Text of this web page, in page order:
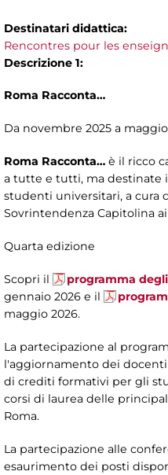
Destinatari didattica:
Rencontres pour les
Descrizione 1:
Roma Racconta…
Da novembre 2025 a
Roma Racconta… è il ricco
a tutte e tutti, ma destinate
studenti universitari, a cura
Sovrintendenza Capitolina
Quarta edizione
Scopri il programma
gennaio 2026 e il
maggio 2026.
La partecipazione al
l'aggiornamento dei
di crediti formativi per gli
corsi di laurea delle
Roma.
La partecipazione alle
esaurimento dei posti